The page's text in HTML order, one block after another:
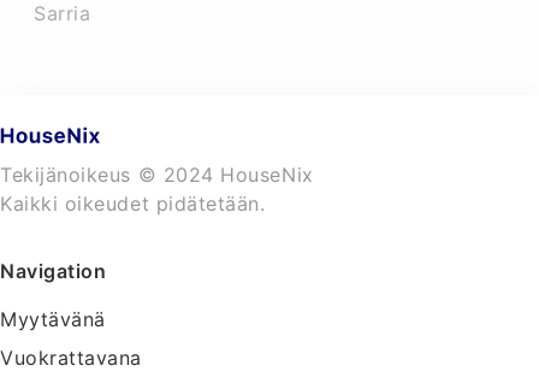
Sarria
Tekijänoikeus © 2024 HouseNix
Kaikki oikeudet pidätetään.
Navigation
Myytävänä
Vuokrattavana